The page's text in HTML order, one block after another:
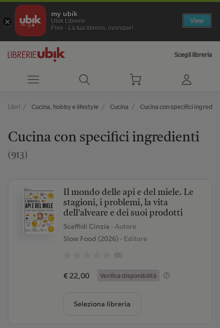
my ubik
Ubik Librerie
Free - La tua libreria, ovunque!
View
Scegli libreria
Libri Cucina, hobby e lifestyle Cucina Cucina con specifici
Cucina con specifici ingredienti
(913)
Il mondo delle api e del miele. Le
stagioni, i problemi, la vita
dell'alveare e dei suoi prodotti
Scaffidi Cinzia - Autore
Slow Food (2026)- Editore
(0)
€ 22,00 Verifica disponibilità
Seleziona libreria